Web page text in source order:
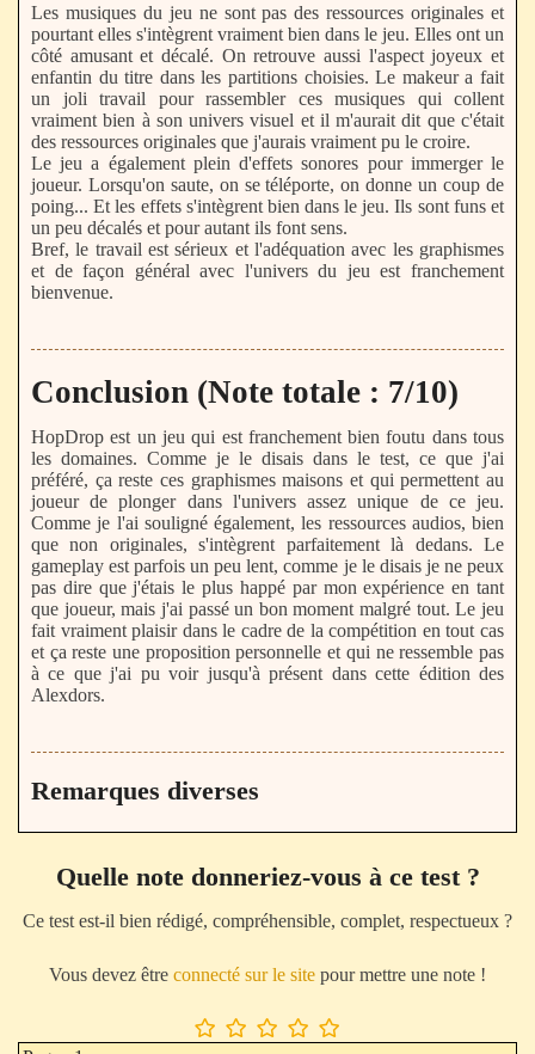
Les musiques du jeu ne sont pas des ressources originales et
pourtant elles s'intègrent vraiment bien dans le jeu. Elles ont un
côté amusant et décalé. On retrouve aussi l'aspect joyeux et
enfantin du titre dans les partitions choisies. Le makeur a fait
un joli travail pour rassembler ces musiques qui collent
vraiment bien à son univers visuel et il m'aurait dit que c'était
des ressources originales que j'aurais vraiment pu le croire.
Le jeu a également plein d'effets sonores pour immerger le
joueur. Lorsqu'on saute, on se téléporte, on donne un coup de
poing... Et les effets s'intègrent bien dans le jeu. Ils sont funs et
un peu décalés et pour autant ils font sens.
Bref, le travail est sérieux et l'adéquation avec les graphismes
et de façon général avec l'univers du jeu est franchement
bienvenue.
Conclusion (Note totale : 7/10)
HopDrop est un jeu qui est franchement bien foutu dans tous
les domaines. Comme je le disais dans le test, ce que j'ai
préféré, ça reste ces graphismes maisons et qui permettent au
joueur de plonger dans l'univers assez unique de ce jeu.
Comme je l'ai souligné également, les ressources audios, bien
que non originales, s'intègrent parfaitement là dedans. Le
gameplay est parfois un peu lent, comme je le disais je ne peux
pas dire que j'étais le plus happé par mon expérience en tant
que joueur, mais j'ai passé un bon moment malgré tout. Le jeu
fait vraiment plaisir dans le cadre de la compétition en tout cas
et ça reste une proposition personnelle et qui ne ressemble pas
à ce que j'ai pu voir jusqu'à présent dans cette édition des
Alexdors.
Remarques diverses
Quelle note donneriez-vous à ce test ?
Ce test est-il bien rédigé, compréhensible, complet, respectueux ?
Vous devez être connecté sur le site pour mettre une note !